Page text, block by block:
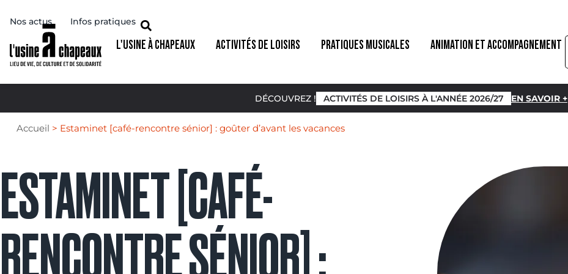
Nos actus Infos pratiques
L'USINE À CHAPEAUX ACTIVITÉS DE LOISIRS PRATIQUES MUSICALES ANIMATION ET ACCOMPAGNEMENT
DÉCOUVREZ ! ACTIVITÉS DE LOISIRS À L'ANNÉE 2026/27 EN SAVOIR +
Accueil > Estaminet [café-rencontre sénior] : goûter d’avant les vacances
ESTAMINET [CAFÉ-
RENCONTRE SÉNIOR] :